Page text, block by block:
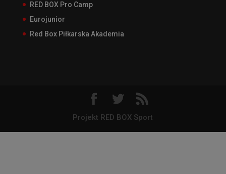
RED BOX Pro Camp
Eurojunior
Red Box Piłkarska Akademia
Projekt RED BOX Sport